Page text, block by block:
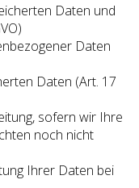
Daten und
Daten
Daten (Art. 17
sofern wir Ihre
noch nicht
Ihrer Daten bei